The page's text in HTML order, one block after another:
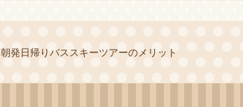
朝発日帰りバススキーツアーのメリット